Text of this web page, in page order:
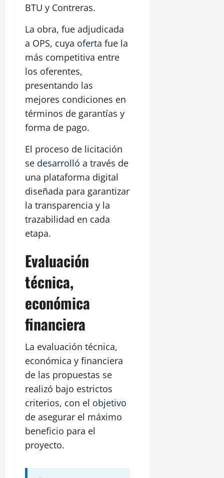
BTU y Contreras.
La obra, fue adjudicada
a OPS, cuya oferta fue la
más competitiva entre
los oferentes,
presentando las
mejores condiciones en
términos de garantías y
forma de pago.
El proceso de licitación
se desarrolló a través de
una plataforma digital
diseñada para garantizar
la transparencia y la
trazabilidad en cada
etapa.
Evaluación
técnica,
económica
financiera
La evaluación técnica,
económica y financiera
de las propuestas se
realizó bajo estrictos
criterios, con el objetivo
de asegurar el máximo
beneficio para el
proyecto.